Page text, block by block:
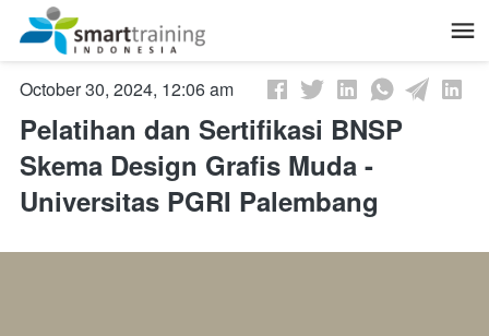
October 30, 2024, 12:06 am
Pelatihan dan Sertifikasi BNSP
Skema Design Grafis Muda -
Universitas PGRI Palembang